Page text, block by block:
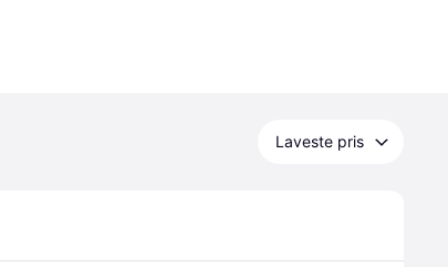
Laveste pris